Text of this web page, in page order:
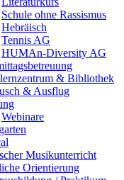
Schule ohne Rassismus
Hebräisch
Tennis AG
HUMAn-Diversity AG
& Bibliothek
& Ausflug
Webinare
Musikunterricht
Orientierung